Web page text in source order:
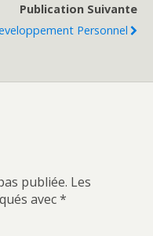
Publication Suivante
Personnel
publiée. Les
avec*